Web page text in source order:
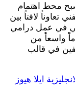
محط اهتمام
تعاوناً لافتاً بين
في عمل درامي
واسعاً من
في قالب
ايلا هيوز